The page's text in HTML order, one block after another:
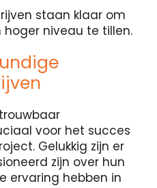
staan klaar om
niveau te tillen.
voor het succes
Gelukkig zijn er
zijn over hun
ervaring hebben in